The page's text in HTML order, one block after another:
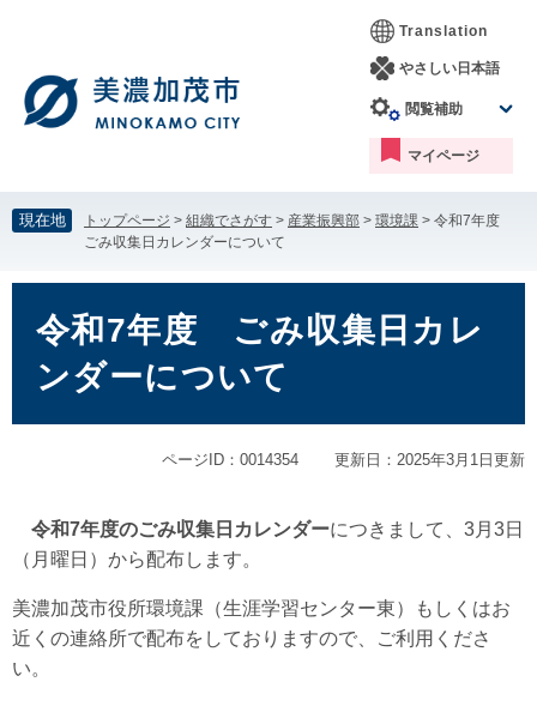
す。
し
て
本
へ
Translation
やさしい日本語
閲覧補助
マイページ
現在地 トップページ > 組織でさがす > 産業振興部 > 環境課 > 令和7年度
ごみ収集日カレンダーについて
令和7年度 ごみ収集日カレ
ンダーについて
ページID：0014354 更新日：2025年3月1日更新
令和7年度のごみ収集日カレンダーにつきまして、3月3日
（月曜日）から配布します。
美濃加茂市役所環境課（生涯学習センター東）もしくはお
近くの連絡所で配布をしておりますので、ご利用くださ
い。